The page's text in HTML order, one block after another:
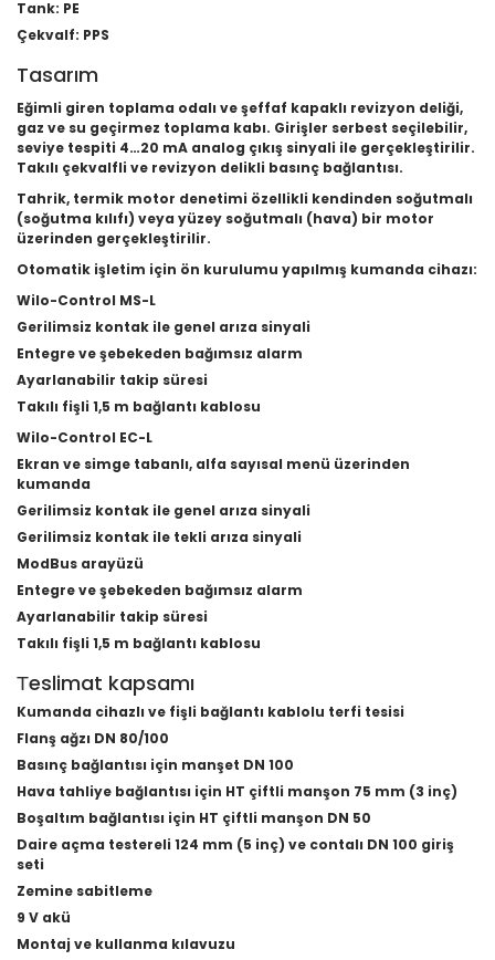
Tank: PE
Çekvalf: PPS
Tasarım
Eğimli giren toplama odalı ve şeffaf kapaklı revizyon deliği,
gaz ve su geçirmez toplama kabı. Girişler serbest seçilebilir,
seviye tespiti 4…20 mA analog çıkış sinyali ile gerçekleştirilir.
Takılı çekvalfli ve revizyon delikli basınç bağlantısı.
Tahrik, termik motor denetimi özellikli kendinden soğutmalı
(soğutma kılıfı) veya yüzey soğutmalı (hava) bir motor
üzerinden gerçekleştirilir.
Otomatik işletim için ön kurulumu yapılmış kumanda cihazı:
Wilo-Control MS-L
Gerilimsiz kontak ile genel arıza sinyali
Entegre ve şebekeden bağımsız alarm
Ayarlanabilir takip süresi
Takılı fişli 1,5 m bağlantı kablosu
Wilo-Control EC-L
Ekran ve simge tabanlı, alfa sayısal menü üzerinden
kumanda
Gerilimsiz kontak ile genel arıza sinyali
Gerilimsiz kontak ile tekli arıza sinyali
ModBus arayüzü
Entegre ve şebekeden bağımsız alarm
Ayarlanabilir takip süresi
Takılı fişli 1,5 m bağlantı kablosu
Тeslimat kapsamı
Kumanda cihazlı ve fişli bağlantı kablolu terfi tesisi
Flanş ağzı DN 80/100
Basınç bağlantısı için manşet DN 100
Hava tahliye bağlantısı için HT çiftli manşon 75 mm (3 inç)
Boşaltım bağlantısı için HT çiftli manşon DN 50
Daire açma testereli 124 mm (5 inç) ve contalı DN 100 giriş
seti
Zemine sabitleme
9 V akü
Montaj ve kullanma kılavuzu